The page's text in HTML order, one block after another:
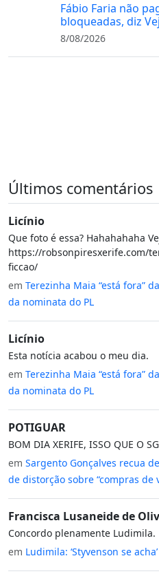
Fábio Faria não
bloqueadas, diz
8/08/2026
Últimos comentários
Licínio
Que foto é essa? Hahahahaha
https://robsonpiresxerife.com/
ficcao/
em Terezinha Maia “está fora”
da nominata do PL
Licínio
Esta notícia acabou o meu dia.
em Terezinha Maia “está fora”
da nominata do PL
POTIGUAR
BOM DIA XERIFE, ISSO QUE O
em Sargento Gonçalves recua
de distorção sobre “compras de
Francisca Lusaneide de
Concordo plenamente Ludimila.
em Ludimila: ‘Styvenson se acha’